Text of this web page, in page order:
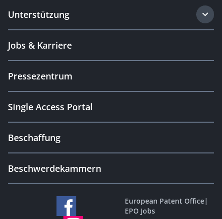
Unterstützung
Jobs & Karriere
Pressezentrum
Single Access Portal
Beschaffung
Beschwerdekammern
European Patent Office|
EPO Jobs